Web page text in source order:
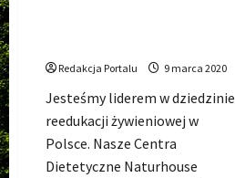
Redakcja Portalu 9 marca 2020
Jesteśmy liderem w dziedzinie
reedukacji żywieniowej w
Polsce. Nasze Centra
Dietetyczne Naturhouse